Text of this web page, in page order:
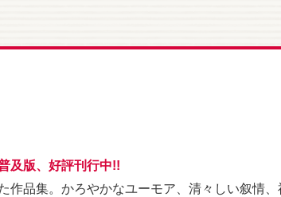
及版、好評刊行中!!
作品集。かろやかなユーモア、清々しい叙情、